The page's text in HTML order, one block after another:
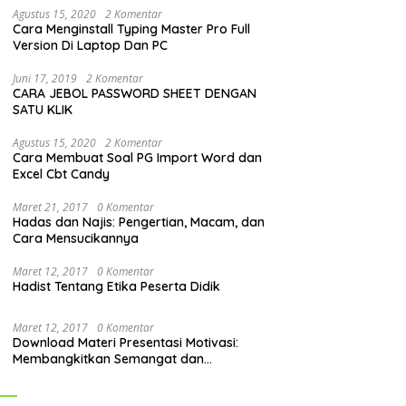
Agustus 15, 2020 2 Komentar
Cara Menginstall Typing Master Pro Full
Version Di Laptop Dan PC
Juni 17, 2019 2 Komentar
CARA JEBOL PASSWORD SHEET DENGAN
SATU KLIK
Agustus 15, 2020 2 Komentar
Cara Membuat Soal PG Import Word dan
Excel Cbt Candy
Maret 21, 2017 0 Komentar
Hadas dan Najis: Pengertian, Macam, dan
Cara Mensucikannya
Maret 12, 2017 0 Komentar
Hadist Tentang Etika Peserta Didik
Maret 12, 2017 0 Komentar
Download Materi Presentasi Motivasi:
Membangkitkan Semangat dan